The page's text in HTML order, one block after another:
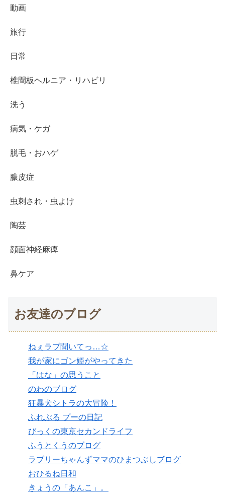
動画
旅行
日常
椎間板ヘルニア・リハビリ
洗う
病気・ケガ
脱毛・おハゲ
膿皮症
虫刺され・虫よけ
陶芸
顔面神経麻痺
鼻ケア
お友達のブログ
ねぇラブ聞いてっ…☆
我が家にゴン姫がやってきた
「はな」の思うこと
のわのブログ
狂暴犬シトラの大冒険！
ふれぶる プーの日記
びっくの東京セカンドライフ
ふうとくうのブログ
ラブリーちゃんずママのひまつぶしブログ
おひるね日和
きょうの「あんこ」。